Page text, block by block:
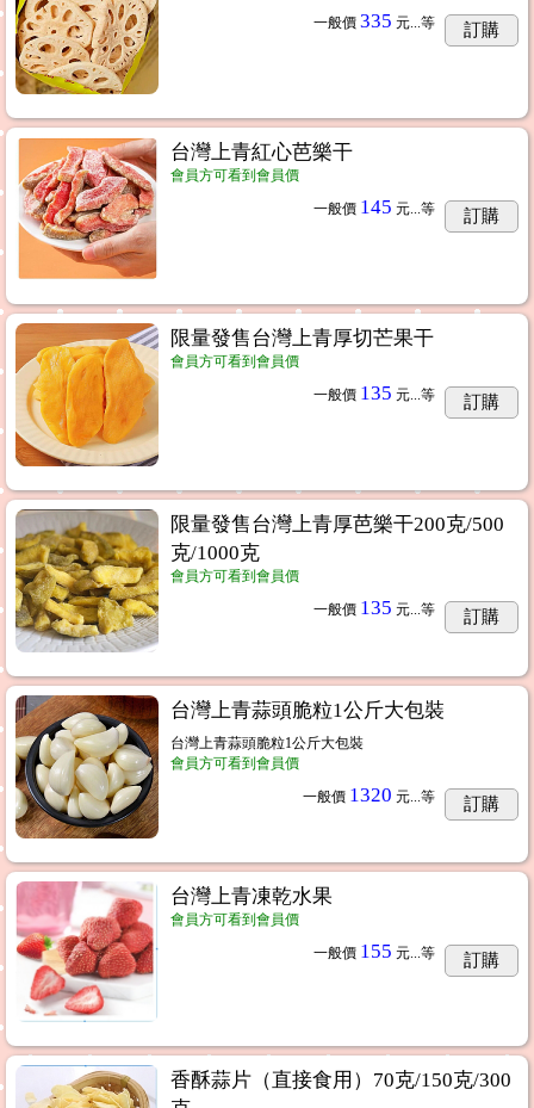
一般價 335 元...等 訂購
台灣上青紅心芭樂干
會員方可看到會員價
一般價 145 元...等 訂購
限量發售台灣上青厚切芒果干
會員方可看到會員價
一般價 135 元...等 訂購
限量發售台灣上青厚芭樂干200克/500
克/1000克
會員方可看到會員價
一般價 135 元...等 訂購
台灣上青蒜頭脆粒1公斤大包裝
台灣上青蒜頭脆粒1公斤大包裝
會員方可看到會員價
一般價 1320 元...等 訂購
台灣上青凍乾水果
會員方可看到會員價
一般價 155 元...等 訂購
香酥蒜片（直接食用）70克/150克/300